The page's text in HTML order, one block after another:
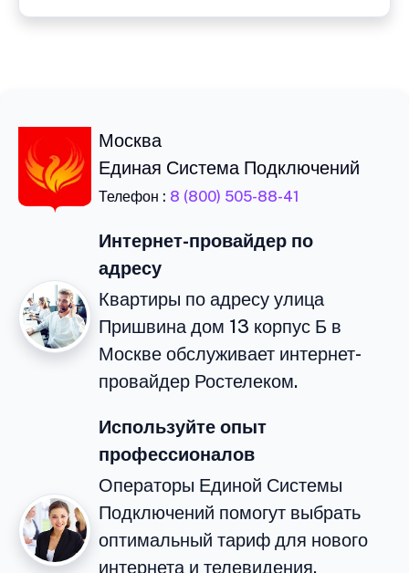
Москва
Единая Система Подключений
Телефон : 8 (800) 505-88-41
Интернет-провайдер по
адресу
Квартиры по адресу улица
Пришвина дом 13 корпус Б в
Москве обслуживает интернет-
провайдер Ростелеком.
Используйте опыт
профессионалов
Операторы Единой Системы
Подключений помогут выбрать
оптимальный тариф для нового
интернета и телевидения,